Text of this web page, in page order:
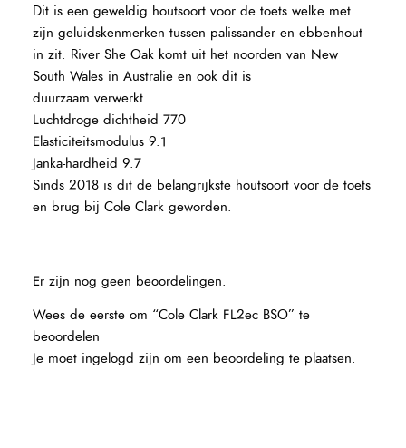
Dit is een geweldig houtsoort voor de toets welke met
zijn geluidskenmerken tussen palissander en ebbenhout
in zit. River She Oak komt uit het noorden van New
South Wales in Australië en ook dit is
duurzaam verwerkt.
Luchtdroge dichtheid 770
Elasticiteitsmodulus 9.1
Janka-hardheid 9.7
Sinds 2018 is dit de belangrijkste houtsoort voor de toets
en brug bij Cole Clark geworden.
Er zijn nog geen beoordelingen.
Wees de eerste om “Cole Clark FL2ec BSO” te
beoordelen
Je moet ingelogd zijn om een beoordeling te plaatsen.